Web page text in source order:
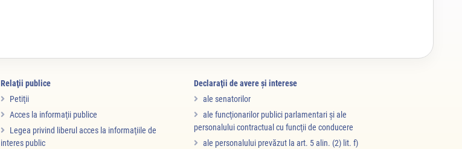
Relaţii publice
Petiţii
Acces la informaţii publice
Legea privind liberul acces la informaţiile de
interes public
Declaraţii de avere şi interese
ale senatorilor
ale funcţionarilor publici parlamentari şi ale
personalului contractual cu funcţii de conducere
ale personalului prevăzut la art. 5 alin. (2) lit. f)